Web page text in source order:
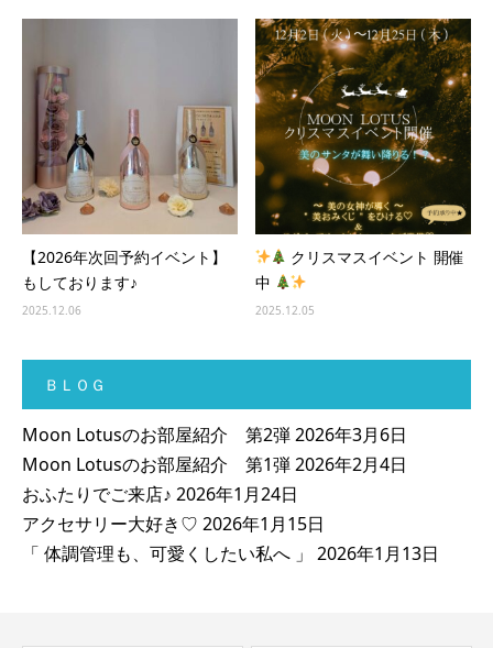
【2026年次回予約イベント】
もしております♪
2025.12.06
クリスマスイベント 開催
中
2025.12.05
ＢＬＯＧ
Moon Lotusのお部屋紹介 第2弾2026年3月6日
Moon Lotusのお部屋紹介 第1弾2026年2月4日
おふたりでご来店♪ 2026年1月24日
アクセサリー大好き♡ 2026年1月15日
「 体調管理も、可愛くしたい私へ 」 2026年1月13日